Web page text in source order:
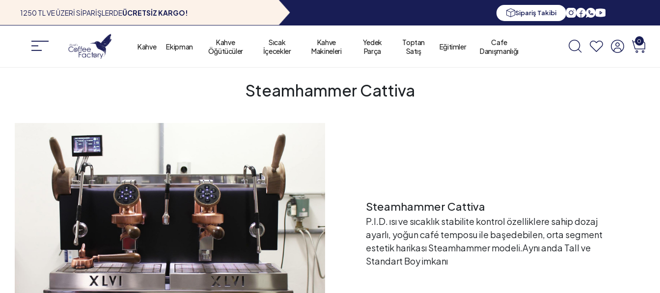
1250 TL VE ÜZERİ SİPARİŞLERDEÜCRETSİZ KARGO! Sipariş Takibi
Kahve Ekipman
Kahve
Öğütücüler
Sıcak
İçecekler
Kahve
Makineleri
Yedek
Parça
Toptan
Satış
Eğitimler
Cafe
Danışmanlığı
0
Steamhammer Cattiva
Steamhammer Cattiva
P.I.D. ısı ve sıcaklık stabilite kontrol özelliklere sahip dozaj
ayarlı, yoğun café temposu ile başedebilen, orta segment
estetik harikası Steamhammer modeli.Aynı anda Tall ve
Standart Boy imkanı